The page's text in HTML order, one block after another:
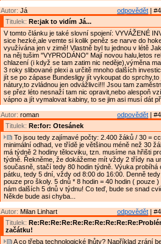
odpovědět |
Autor: Já
Titulek: Re:jak to vidím Já...
V tomto článku je také slovní spojení: VYVÁŽENÉ
sice hezké,ale vemte si kolik peněz se narve do
využívána jen v zimě! Vlastně byl tu jednou v létě
na něj tušim "VYPRODÁNO" Mají novou halu,letos
chlazení (i když se tam zatim nic neděje),výměna
3 roky slibované plexi a určitě mnoho dalších
jít se po zápase Bundesligy jít vykoupat do sprchy,to
nátury,to zvládnou jen odvážlivci!!! Jsou tam
se přez léto nesnaží tam nic opravit,nebo alespoň
vápno a jít vymalovat kabiny, to se jim asi musí dát
odpovědět |
Autor: roman
Titulek: Re:for: Otesánek
To jsou tedy zajímavé počty: 2.400 žáků / 30 =
minimální odhad, ve třídě je většinou méně než 30
má týdně 2 hodiny tělocviku, tzn. musíme na hřišti
týdně. Řekněme, že dokážeme mít vždy 2 třídy na
současně, stačí tedy 80 hodin týdně. Výuka probíhá
pátku, tedy 5 dní, vždy od 8:00 do 16:00. Denně
pouze pro školy. 5 dnů * 8 hodin = 40 hodin ( pouze
nám dalších 5 dnů v týdnu! Co teď, bude se snad
Někde bude asi chyba...
odpovědět |
Autor: Milan Linhart
Titulek:
začátku!
A co třeba technologické lhůty? Například zrání